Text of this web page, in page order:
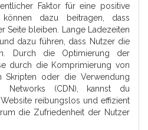
Faktor für eine positive
können dazu beitragen, dass
Seite bleiben. Lange Ladezeiten
dazu führen, dass Nutzer die
Durch die Optimierung der
durch die Komprimierung von
Skripten oder die Verwendung
Networks (CDN), kannst du
reibungslos und effizient
die Zufriedenheit der Nutzer